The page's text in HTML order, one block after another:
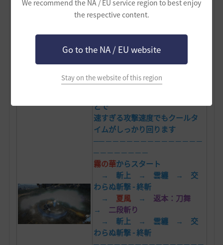
We recommend the NA / EU service region to best enjoy
the respective content.
Go to the NA / EU website
Stay on the website of this region
ぬ斬撃 - 終斬 → 太極＋四季】
といった組み合わせを交互に使
闇の精霊の怒り100％
せた速度だとどうなるのでしょ
上記の基本的スキル回しに先ほ
とで
速すぎる攻撃速度でもクールタ
イムがしっかり回ります
── ─ ─ ─ ─ ─ ─ ─ ─ ─ ─ ─ ─ ─ ─
─ ─ ─ ─ ─ ─ ─ ─
霧の華からスタート
→ 斬上 → 雲纏 → 交
わらぬ斬撃 - 終斬
→ 夏風 → 返本：刀舞
→ 二段斬り
→ 斬上 → 雲纏 → 交
わらぬ斬撃 - 終斬